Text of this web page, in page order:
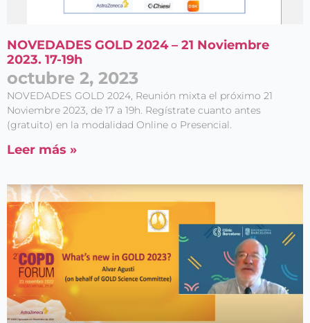
NOVEDADES GOLD 2024 – 21 Noviembre
2023. 17-19h
octubre 2, 2023
NOVEDADES GOLD 2024, Reunión mixta el próximo 21
Noviembre 2023, de 17 a 19h. Regístrate cuanto antes
(gratuito) en la modalidad Online o Presencial.
Leer más »